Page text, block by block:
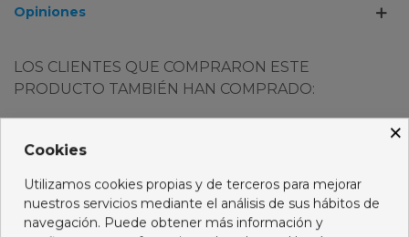
Opiniones
LOS CLIENTES QUE COMPRARON ESTE
PRODUCTO TAMBIÉN HAN COMPRADO:
×
Cookies
Utilizamos cookies propias y de terceros para mejorar
nuestros servicios mediante el análisis de sus hábitos de
navegación. Puede obtener más información y